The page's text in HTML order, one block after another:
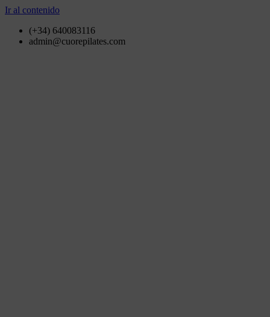
Ir al contenido
(+34) 640083116
admin@cuorepilates.com